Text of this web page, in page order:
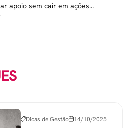
apoio sem cair em ações
Dicas de Gestão 14/10/2025